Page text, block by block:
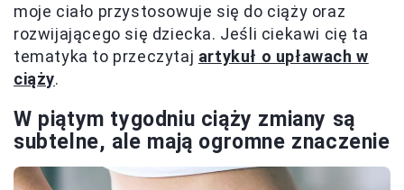
moje ciało przystosowuje się do ciąży oraz
rozwijającego się dziecka. Jeśli ciekawi cię ta
tematyka to przeczytaj artykuł o upławach w
ciąży.
W piątym tygodniu ciąży zmiany są
subtelne, ale mają ogromne znaczenie